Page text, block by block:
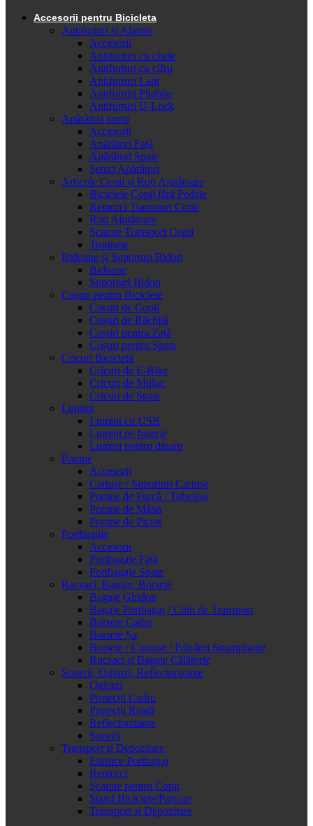
Accesorii pentru Bicicleta
Antifurturi și Alarme
Accesorii
Antifurturi cu cheie
Antifurturi cu cifru
Antifurturi Lanț
Antifurturi Pliabile
Antifurturi U-Lock
Apărători noroi
Accesorii
Apărători Față
Apărători Spate
Seturi Apărători
Articole Copii și Roți Ajutătoare
Biciclete Copii fără Pedale
Remorci Transport Copii
Roți Ajutătoare
Scaune Transport Copii
Trotinete
Bidoane și Suporturi Bidon
Bidoane
Suporturi Bidon
Coșuri pentru Biciclete
Cosuri de Copii
Coșuri de Răchită
Coșuri pentru Față
Coșuri pentru Spate
Cricuri Bicicletă
Cricuri de E-Bike
Cricuri de Mijloc
Cricuri de Spate
Lumini
Lumini cu USB
Lumini pe baterie
Lumini pentru dinam
Pompe
Accesorii
Cartușe / Suporturi Cartușe
Pompe de Furcă / Tubeless
Pompe de Mână
Pompe de Picior
Portbagaje
Accesorii
Portbagaje Față
Portbagaje Spate
Rucsaci, Bagaje, Borsete
Bagaje Ghidon
Bagaje Portbagaj / Cutii de Transport
Borsete Cadru
Borsete Șa
Borsete / Carcase / Prinderi Smartphone
Rucsaci și Bagaje Călătorie
Sonerii, Oglinzi, Reflectorizante
Oglinzi
Protecții Cadru
Protecții Roată
Reflectorizante
Sonerii
Transport și Depozitare
Elastice Portbagaj
Remorci
Scaune pentru Copii
Stand Biciclete/Parcare
Transport si Depozitare